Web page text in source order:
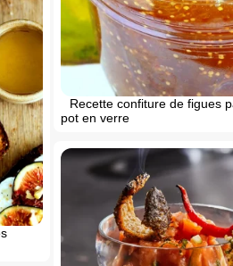
Recette confiture de figues
pot en verre